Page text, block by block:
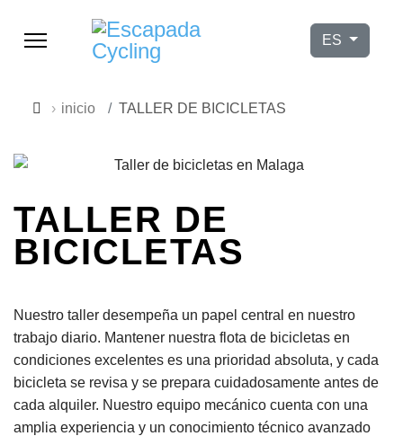
Seleccione
ES
inicio TALLER DE BICICLETAS
TALLER DE
BICICLETAS
Nuestro taller desempeña un papel central en nuestro
trabajo diario. Mantener nuestra flota de bicicletas en
condiciones excelentes es una prioridad absoluta, y cada
bicicleta se revisa y se prepara cuidadosamente antes de
cada alquiler. Nuestro equipo mecánico cuenta con una
amplia experiencia y un conocimiento técnico avanzado